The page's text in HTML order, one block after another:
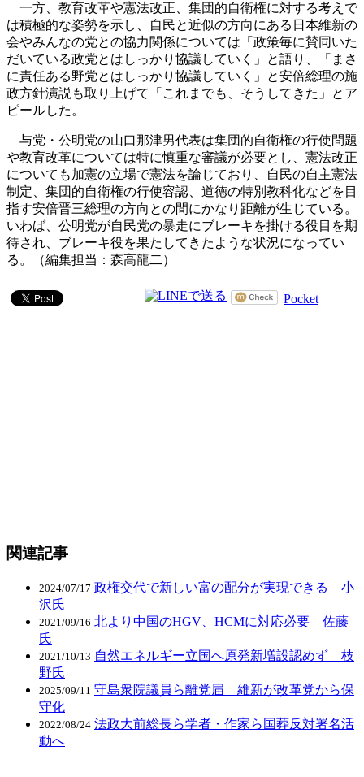
一方、教育改革や憲法改正、集団的自衛権に対する考えで
は積極的な姿勢を示し、自民と近似の方向にある日本維新の
会やみんなの党との協力関係については「政策毎に賛同いた
だいている政党とはしっかり協議していく」と語り、「まさ
に責任ある野党とはしっかり協議していく」と安倍総理の施
政方針演説も取り上げて「これまでも、そうしてきた」とア
ピールした。
与党・公明党の山口那津男代表は集団的自衛権の行使問題
や教育改革については特に慎重な審議が必要とし、憲法改正
についても加憲の立場で憲法を論じており、自民の自主憲法
制定、集団的自衛権の行使容認、道徳の特別教科化などを目
指す安倍晋三総理の方向との間にかなり距離が生じている。
いわば、公明党が自民党の暴走にブレーキを掛ける役目を期
待され、ブレーキ役を果たしてきたような状況になってい
る。（編集担当：森高龍二）
Pocket
関連記事
2024/07/17 政権交代で新しい富の配分が実現できる 小
沢氏
2021/09/16 北より中国のHGV、HCMに対応必要 佐藤
氏
2021/10/13 自然エネルギー立国へ原発新増設認めず 枝
野氏
2025/09/11 守島衆院議員ら離党届 維新が改革党から保
守化
2022/08/24 法政大前総長ら学者・作家ら国葬反対署名活
動へ